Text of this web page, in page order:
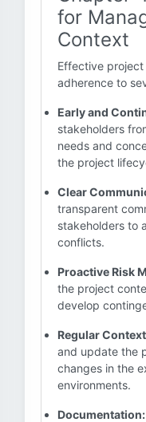
for
Context
Effective
adherence to
Early and
stakeholders
needs and
the project
Clear
transparent
stakeholders to
conflicts.
Proactive Risk
the project
develop
Regular
and update the
changes in the
environments.
Documentation: